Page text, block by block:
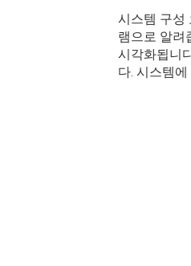
시스템 구성
램으로 알려
시각화됩니
다. 시스템